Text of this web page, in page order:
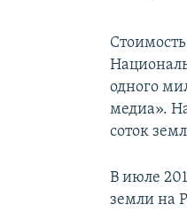
одного
медиа».
соток
В июле
земли на